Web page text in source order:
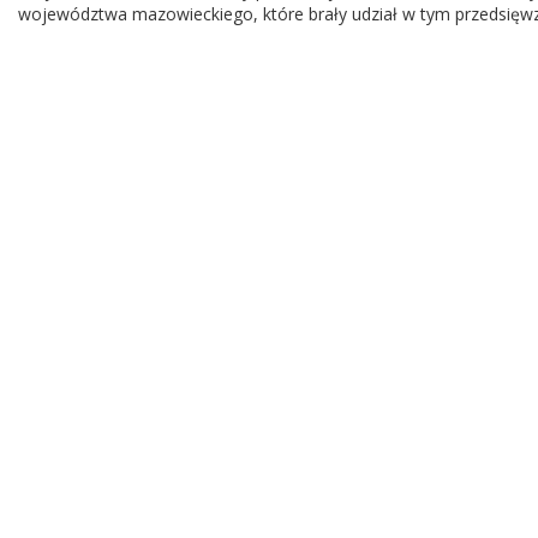
województwa mazowieckiego, które brały udział w tym